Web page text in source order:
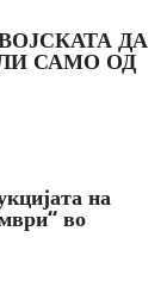
ДА
САМО ОД
на
во